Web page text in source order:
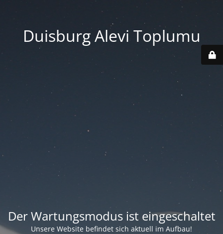
Duisburg Alevi Toplumu
Der Wartungsmodus ist eingeschaltet
Unsere Website befindet sich aktuell im Aufbau!